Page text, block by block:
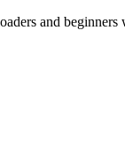
and